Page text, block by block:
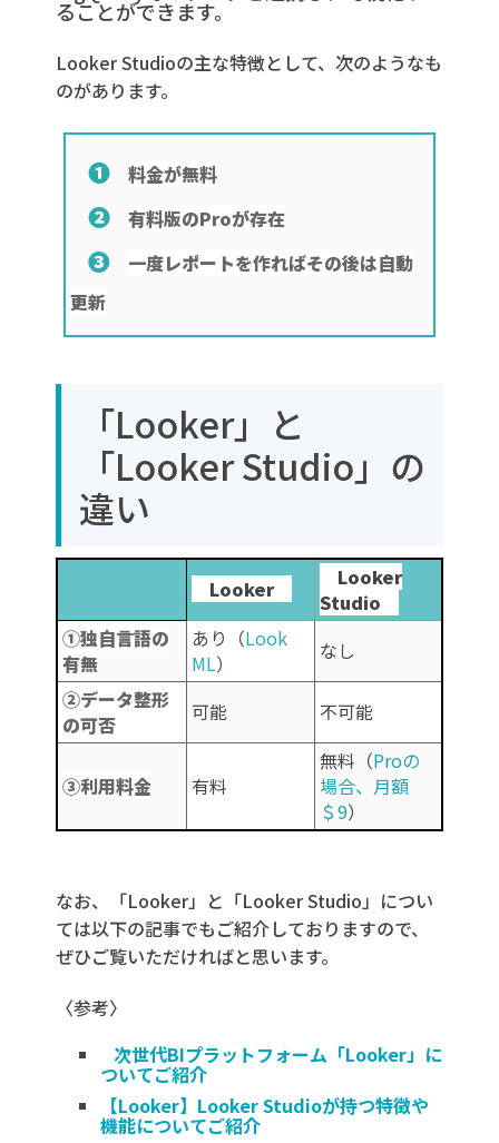
ることができます。
Looker Studioの主な特徴として、次のようなも
のがあります。
❶ 料金が無料
❷ 有料版のProが存在
❸
一度レポートを作ればその後は自動
更新
「Looker」と
「Looker Studio」の
違い
Looker
Looker
Studio
①独自言語の
有無
あり（Look
ML）
なし
②データ整形
の可否
可能 不可能
③利用料金 有料
無料（Proの
場合、月額
＄9）
なお、「Looker」と「Looker Studio」につい
ては以下の記事でもご紹介しておりますので、
ぜひご覧いただければと思います。
〈参考〉
次世代BIプラットフォーム「Looker」に
ついてご紹介
【Looker】Looker Studioが持つ特徴や
機能についてご紹介